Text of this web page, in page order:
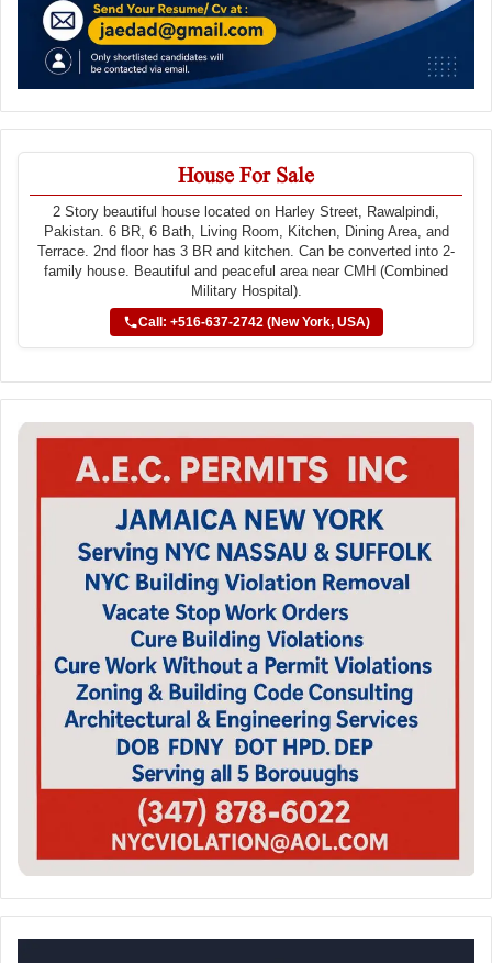
House For Sale
2 Story beautiful house located on Harley Street, Rawalpindi,
Pakistan. 6 BR, 6 Bath, Living Room, Kitchen, Dining Area, and
Terrace. 2nd floor has 3 BR and kitchen. Can be converted into 2-
family house. Beautiful and peaceful area near CMH (Combined
Military Hospital).
Call: +516-637-2742 (New York, USA)